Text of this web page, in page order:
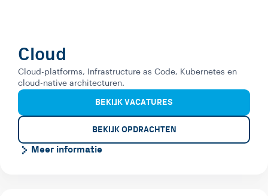
Cloud
Cloud-platforms, Infrastructure as Code, Kubernetes en
cloud-native architecturen.
BEKIJK VACATURES
BEKIJK OPDRACHTEN
Meer informatie